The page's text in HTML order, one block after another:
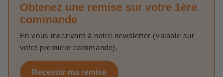
Obtenez une remise sur votre 1ère
commande
En vous inscrivant à notre newsletter (valable sur
votre première commande).
Recevoir ma remise